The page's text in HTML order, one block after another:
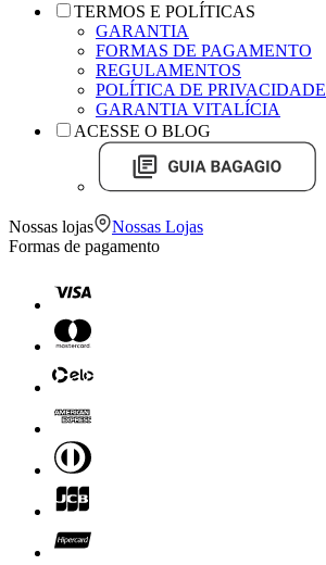
TERMOS E POLÍTICAS
GARANTIA
FORMAS DE PAGAMENTO
REGULAMENTOS
POLÍTICA DE PRIVACIDADE
GARANTIA VITALÍCIA
ACESSE O BLOG
Nossas lojas
Nossas Lojas
Formas de pagamento